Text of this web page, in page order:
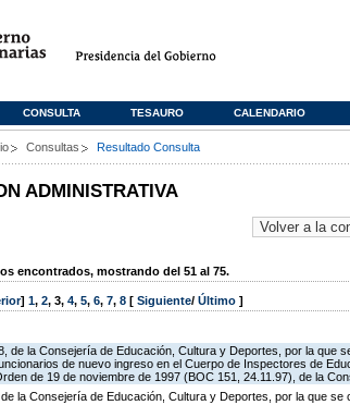
CONSULTA TESAURO CALENDARIO
Consultas Resultado Consulta
ADMINISTRATIVA
encontrados, mostrando del 51 al 75.
] 1, 2, 3, 4, 5, 6, 7, 8 [ Siguiente/ Último ]
de la Consejería de Educación, Cultura y Deportes, por la que
de nuevo ingreso en el Cuerpo de Inspectores de
de 19 de noviembre de 1997 (BOC 151, 24.11.97), de la
la Consejería de Educación, Cultura y Deportes, por la que